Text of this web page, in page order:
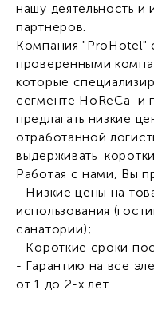
нашу деятельность
партнеров.
Компания "ProHotel"
проверенными
которые
сегменте HoReCa
предлагать низкие
отработанной
выдерживать
Работая с нами, Вы
- Низкие цены на
использования
санатории);
- Короткие сроки
- Гарантию на все
от 1 до 2-х лет